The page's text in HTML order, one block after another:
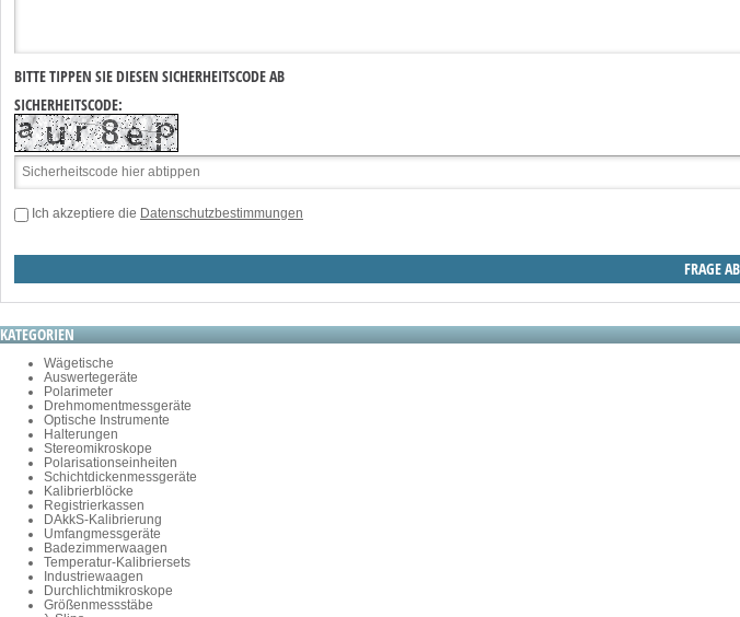
BITTE TIPPEN SIE DIESEN SICHERHEITSCODE AB
SICHERHEITSCODE:
Ich akzeptiere die Datenschutzbestimmungen
KATEGORIEN
Wägetische
Auswertegeräte
Polarimeter
Drehmomentmessgeräte
Optische Instrumente
Halterungen
Stereomikroskope
Polarisationseinheiten
Schichtdickenmessgeräte
Kalibrierblöcke
Registrierkassen
DAkkS-Kalibrierung
Umfangmessgeräte
Badezimmerwaagen
Temperatur-Kalibriersets
Industriewaagen
Durchlichtmikroskope
Größenmessstäbe